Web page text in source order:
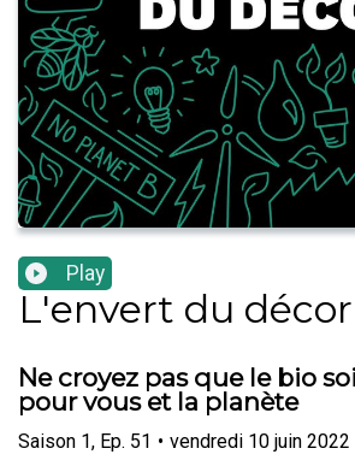
Play
L'envert du décor
Ne croyez pas que le bio
pour vous et la planète
Saison 1, Ep. 51 • vendredi 10 juin 2022